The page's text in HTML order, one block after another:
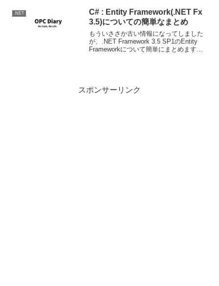
.NET
C# : Entity Framework(.NET Fx
3.5)についての簡単なまとめ
もういささか古い情報になってしました
が、.NET Framework 3.5 SP1のEntity
Frameworkについて簡単にまとめます。
スポンサーリンク